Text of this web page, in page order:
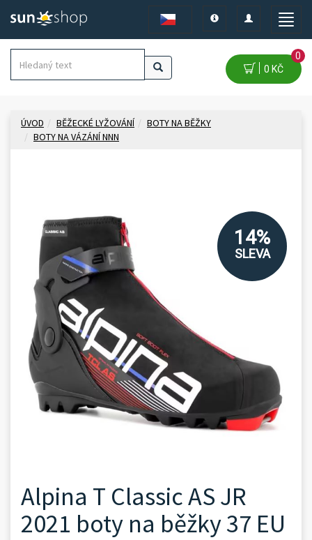
Toggle
Toggle
navigation
Toggle
0 KČ
0
ÚVOD BĚŽECKÉ LYŽOVÁNÍ
BOTY NA BĚŽKY
BOTY NA VÁZÁNÍ NNN
14%
SLEVA
Alpina T Classic AS JR
2021 boty na běžky 37 EU